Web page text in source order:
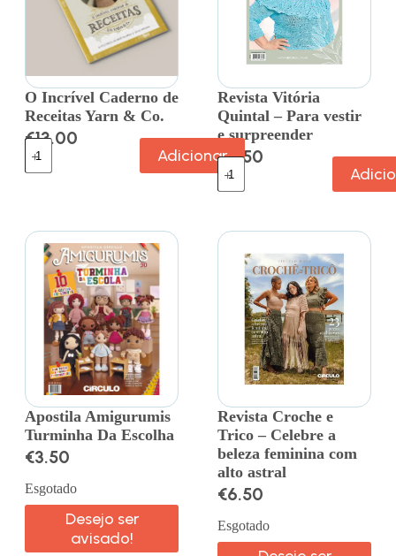
O Incrível Caderno de
Receitas Yarn & Co.
€13.00
Adicionar
Revista Vitória
Quintal – Para vestir
e surpreender
€6.50
Apostila Amigurumis
Turminha Da Escolha
€3.50
Esgotado
Desejo ser
avisado!
Revista Croche e
Trico – Celebre a
beleza feminina com
alto astral
€6.50
Esgotado